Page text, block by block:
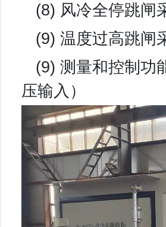
(8) 风冷全停跳闸
(9) 温度过高跳闸
(9) 测量和控制功
压输入）